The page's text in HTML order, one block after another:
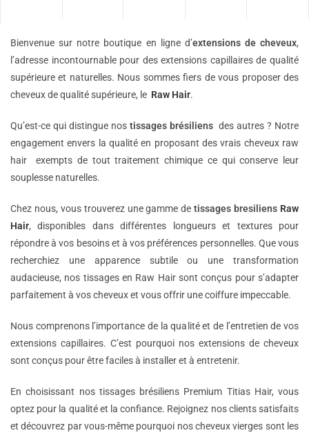
Bienvenue sur notre boutique en ligne d’extensions decheveux,
l’adresse incontournable pour des extensions capillaires de qualité
supérieure et naturelles. Nous sommes fiers de vous proposer des
cheveux de qualité supérieure, le Raw Hair.
Qu’est-ce qui distingue nos tissages brésiliens des autres ? Notre
engagement envers la qualité en proposant des vrais cheveux raw
hair exempts de tout traitement chimique ce qui conserve leur
souplesse naturelles.
Chez nous, vous trouverez une gamme detissages bresiliens Raw
Hair, disponibles dans différentes longueurs et textures pour
répondre à vos besoins et à vos préférences personnelles. Que vous
recherchiez une apparence subtile ou une transformation
audacieuse, nos tissages en Raw Hair sont conçus pour s’adapter
parfaitement à vos cheveux et vous offrir une coiffure impeccable.
Nous comprenons l’importance de la qualité et de l’entretien de vos
extensions capillaires. C’est pourquoi nos extensions de cheveux
sont conçus pour être faciles à installer et à entretenir.
En choisissant nos tissages brésiliens Premium Titias Hair, vous
optez pour la qualité et la confiance. Rejoignez nos clients satisfaits
et découvrez par vous-même pourquoi nos cheveux vierges sont les